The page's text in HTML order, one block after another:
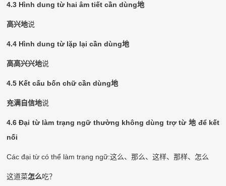
4.3 Hình dung từ hai âm tiết cần dùng地
高兴地说
4.4 Hình dung từ lặp lại cần dùng地
高高兴兴地说
4.5 Kết cấu bốn chữ cần dùng地
充满自信地说
4.6 Đại từ làm trạng ngữ thường không dùng trợ từ 地 để kết
nối
Các đại từ có thể làm trạng ngữ:这么、那么、这样、那样、怎么
这道菜怎么吃？